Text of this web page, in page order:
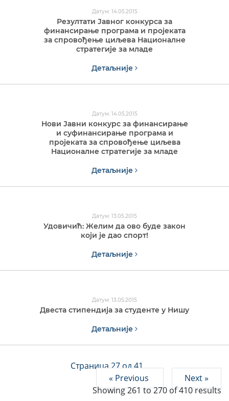
Датум: 14.05.2015
Резултати Јавног конкурса за
финансирање програма и пројеката
за спровођење циљева Националне
стратегије за младе
Детаљније
Датум: 14.05.2015
Нови Јавни конкурс за финансирање
и суфинансирање програма и
пројеката за спровођење циљева
Националне стратегије за младe
Детаљније
Датум: 13.05.2015
Удовичић: Желим да ово буде закон
који је дао спорт!
Детаљније
Датум: 13.05.2015
Двеста стипендија за студенте у Нишу
Детаљније
Страница 27 од 41
« Previous
Next »
Showing261to270 of410results